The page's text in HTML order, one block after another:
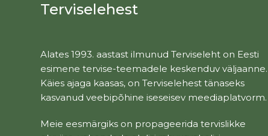
Terviselehest
Alates 1993. aastast ilmunud Terviseleht on Eesti
esimene tervise-teemadele keskenduv väljaanne.
Käies ajaga kaasas, on Terviselehest tänaseks
kasvanud veebipõhine iseseisev meediaplatvorm.
Meie eesmärgiks on propageerida tervislikke